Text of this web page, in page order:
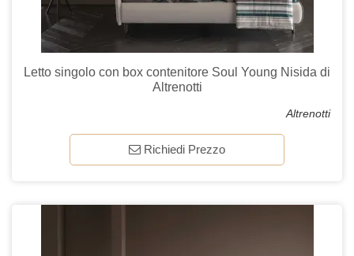
Letto singolo con box contenitore Soul Young Nisida di
Altrenotti
Altrenotti
Richiedi Prezzo